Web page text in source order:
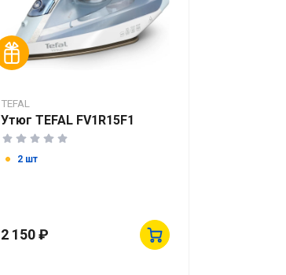
TEFAL
Утюг TEFAL FV1R15F1
2 шт
2 150 ₽